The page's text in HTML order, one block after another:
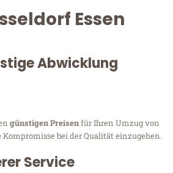
Essen
Abwicklung
günstigen Preisenfür Ihren Umzug von
bei der Qualität einzugehen.
Service